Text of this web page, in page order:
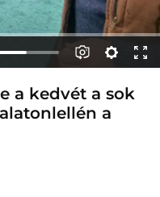
a kedvét a sok
a